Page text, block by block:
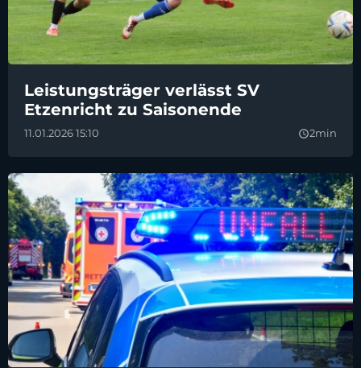
Leistungsträger verlässt SV
Etzenricht zu Saisonende
11.01.2026 15:10 query_builder2min